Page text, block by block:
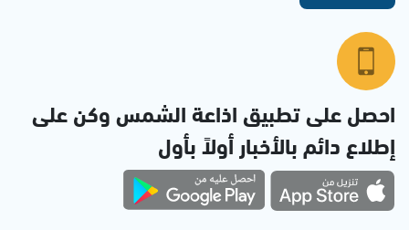
احصل على تطبيق اذاعة الشمس وكن على
إطلاع دائم بالأخبار أولاً بأول